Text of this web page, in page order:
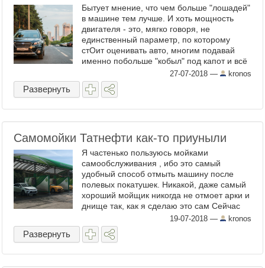
Бытует мнение, что чем больше "лошадей"
в машине тем лучше. И хоть мощность
двигателя - это, мягко говоря, не
единственный параметр, по которому
стОит оценивать авто, многим подавай
именно побольше "кобыл" под капот и всё
тут. И это при том, что бОльшая часть
автомобилей жителей ...
27-07-2018 — kronos
Развернуть
Самомойки Татнефти как-то приуныли
Я частенько пользуюсь мойками
самообслуживания , ибо это самый
удобный способ отмыть машину после
полевых покатушек. Никакой, даже самый
хороший мойщик никогда не отмоет арки и
днище так, как я сделаю это сам Сейчас
самомоек стало много, на любой вкус и
цвет, а одними из ...
19-07-2018 — kronos
Развернуть